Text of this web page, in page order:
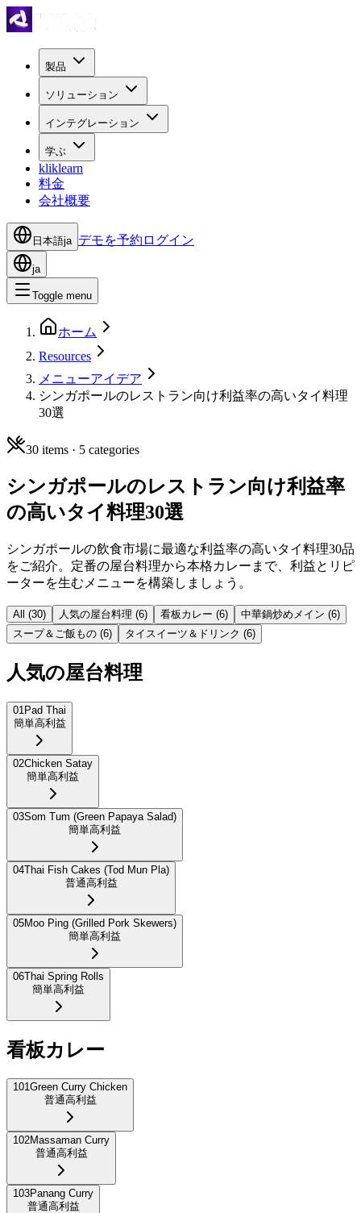
製品
ソリューション
インテグレーション
学ぶ
kliklearn
料金
会社概要
日本語ja デモを予約 ログイン
ja
Toggle menu
ホーム
Resources
メニューアイデア
シンガポールのレストラン向け利益率の高いタイ料理
30選
30 items · 5 categories
シンガポールのレストラン向け利益率
の高いタイ料理30選
シンガポールの飲食市場に最適な利益率の高いタイ料理30品
をご紹介。定番の屋台料理から本格カレーまで、利益とリピ
ーターを生むメニューを構築しましょう。
All (30) 人気の屋台料理 (6) 看板カレー (6) 中華鍋炒めメイン (6)
スープ＆ご飯もの (6) タイスイーツ＆ドリンク (6)
人気の屋台料理
01 Pad Thai
簡単高利益
02Chicken Satay
簡単高利益
03Som Tum (Green Papaya Salad)
簡単高利益
04Thai Fish Cakes (Tod Mun Pla)
普通高利益
05Moo Ping (Grilled Pork Skewers)
簡単高利益
06Thai Spring Rolls
簡単高利益
看板カレー
101Green Curry Chicken
普通高利益
102Massaman Curry
普通高利益
103Panang Curry
普通高利益